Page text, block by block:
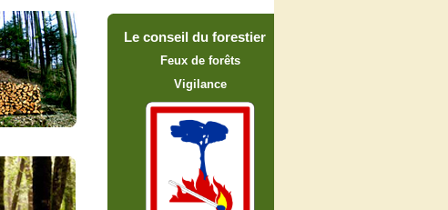
Le conseil du forestier
Feux de forêts
Vigilance